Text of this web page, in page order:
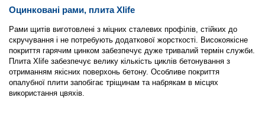
Оцинковані рами, плита Xlife
Рами щитів виготовлені з міцних сталевих профілів, стійких до
скручування і не потребують додаткової жорсткості. Високоякісне
покриття гарячим цинком забезпечує дуже тривалий термін служби.
Плита Xlife забезпечує велику кількість циклів бетонування з
отриманням якісних поверхонь бетону. Особливе покриття
опалубної плити запобігає тріщинам та набрякам в місцях
використання цвяхів.